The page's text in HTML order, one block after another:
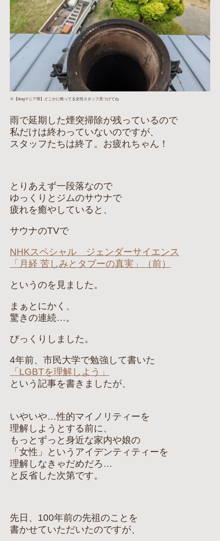
※【blogマニア用】どこかに映ってる女性スタッフ見つけてね
雨で延期した煙突掃除が残っているので
私だけは終わっていないのですが、
スタッフたちは終了。お疲れちゃん！
とりあえず一段落なので
ゆっくりとジムのサウナで
疲れを癒やしていると、
サウナのTVで
NHKスペシャル ジェンダーサイエンス
「月経 苦しみとタブーの真実」（前）
というのを見ました。
まぁとにかく、
驚きの連続…。
びっくりしました。
4年前、市民大学で勉強して書いた
「LGBTを理解しよう」
という記事を書きましたが、
いやいや…性的マイノリティーを
理解しようとする前に、
もっとずっと身近な家内や娘の
「女性」というアイデンティティーを
理解しなきゃだめだろ…
と反省した次第です。
先日、100年前の先祖のことを
書かせていただいたのですが、